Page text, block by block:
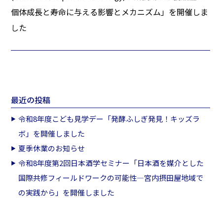
個体成長と寿命に与える影響とメカニズム」を開催しま
した
最近の投稿
令和8年度こども見学デー「発酵ふしぎ発見！キッズラ
ボ」を開催しました
夏季休業のお知らせ
令和8年度第2回日本酒学セミナー「日本酒を媒介とした
国際共修フィールドワークの可能性―宮内摂田屋地域で
の実践から」を開催しました